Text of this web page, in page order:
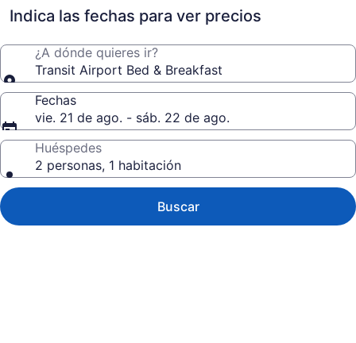
estrellas
Indica las fechas para ver precios
¿A dónde quieres ir?
Transit Airport Bed & Breakfast
Fechas
vie. 21 de ago. - sáb. 22 de ago.
Huéspedes
2 personas, 1 habitación
Buscar